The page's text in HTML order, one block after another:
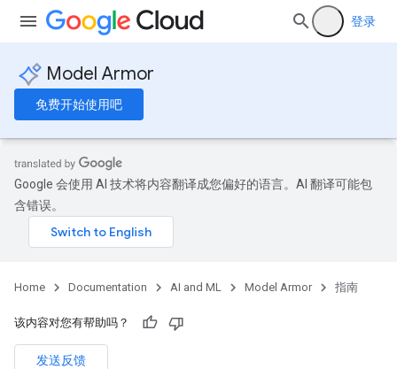
登录
Model Armor
免费开始使用吧
Google 会使用 AI 技术将内容翻译成您偏好的语言。AI 翻译可能包
含错误。
Home Documentation AI and ML Model Armor 指南
该内容对您有帮助吗？
发送反馈